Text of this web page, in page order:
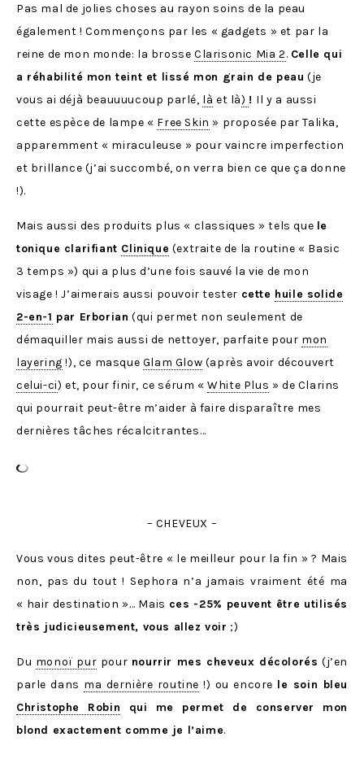
Pas mal de jolies choses au rayon soins de la peau
également ! Commençons par les « gadgets » et par la
reine de mon monde: la brosseClarisonic Mia 2. Celle qui
a réhabilité mon teint et lissé mon grain de peau (je
vous ai déjà beauuuucoup parlé, là et là) ! Il y a aussi
cette espèce de lampe « Free Skin » proposée par Talika,
apparemment « miraculeuse » pour vaincre imperfection
et brillance (j’ai succombé, on verra bien ce que ça donne
!).
Mais aussi des produits plus « classiques » tels que le
tonique clarifiant Clinique (extraite de la routine « Basic
3 temps ») qui a plus d’une fois sauvé la vie de mon
visage ! J’aimerais aussi pouvoir tester cette huile solide
2-en-1 par Erborian (qui permet non seulement de
démaquiller mais aussi de nettoyer, parfaite pour mon
layering !), ce masque Glam Glow (après avoir découvert
celui-ci) et, pour finir, ce sérum «White Plus » de Clarins
qui pourrait peut-être m’aider à faire disparaître mes
dernières tâches récalcitrantes…
– CHEVEUX –
Vous vous dites peut-être « le meilleur pour la fin » ? Mais
non, pas du tout ! Sephora n’a jamais vraiment été ma
« hair destination »… Mais ces -25% peuvent être utilisés
très judicieusement, vous allez voir ;)
Du monoï pur pour nourrir mes cheveux décolorés (j’en
parle dans ma dernière routine !) ou encore le soin bleu
Christophe Robin qui me permet de conserver mon
blond exactement comme je l’aime.